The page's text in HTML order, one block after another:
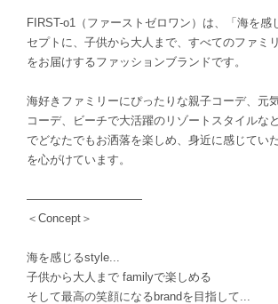
FIRST-o1（ファーストゼロワン）は、「海を感
セプトに、子供から大人まで、すべてのファミ
をお届けするファッションブランドです。
海好きファミリーにぴったりな親子コーデ、元
コーデ、ビーチで大活躍のリゾートスタイルな
でどなたでもお洒落を楽しめ、身近に感じてい
を心がけています。
――――――――――
＜Concept＞
海を感じるstyle...
子供から大人まで familyで楽しめる
そして最高の笑顔になるbrandを目指して...